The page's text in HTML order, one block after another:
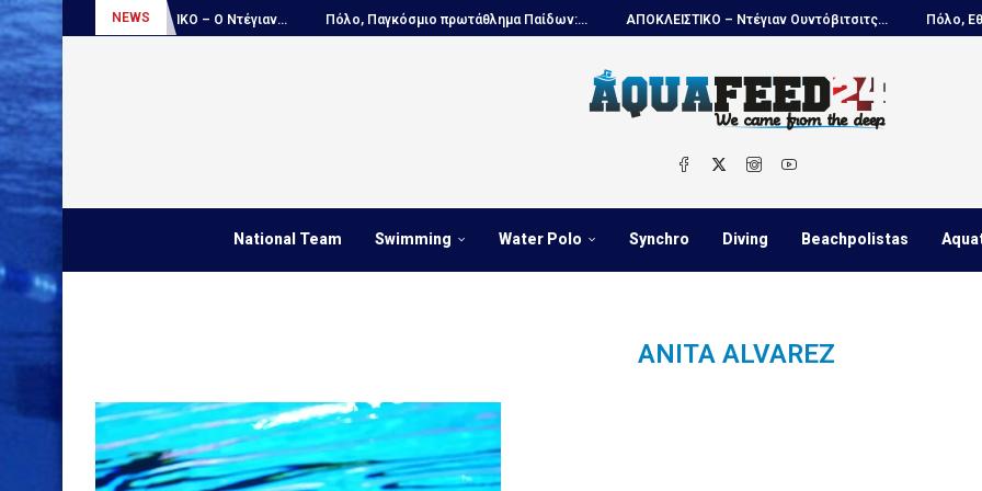
NEWS
ΑΠΟΚΛΕΙΣΤΙΚΟ – Ο Ντέγιαν... Πόλο, Παγκόσμιο πρωτάθλημα Παίδων:... ΑΠΟΚΛΕΙΣΤΙΚΟ – Ντέγιαν Ουντόβιτσιτς... Πόλο,
National Team Swimming Water Polo Synchro Diving Beachpolistas
ANITA ALVAREZ